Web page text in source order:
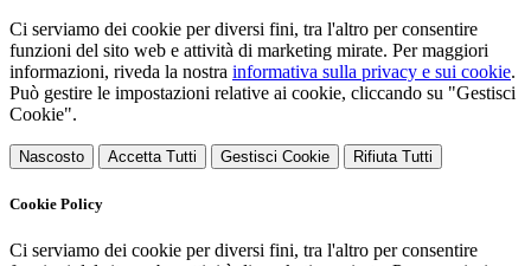
Ci serviamo dei cookie per diversi fini, tra l'altro per consentire
funzioni del sito web e attività di marketing mirate. Per maggiori
informazioni, riveda la nostra informativa sulla privacy e sui cookie.
Può gestire le impostazioni relative ai cookie, cliccando su "Gestisci
Cookie".
Nascosto Accetta Tutti Gestisci Cookie Rifiuta Tutti
Cookie Policy
Ci serviamo dei cookie per diversi fini, tra l'altro per consentire